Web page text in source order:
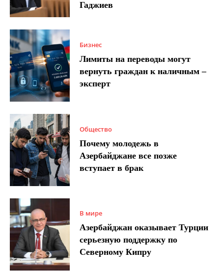
Гаджиев
Бизнес
Лимиты на переводы могут
вернуть граждан к наличным –
эксперт
Общество
Почему молодежь в
Азербайджане все позже
вступает в брак
В мире
Азербайджан оказывает Турции
серьезную поддержку по
Северному Кипру